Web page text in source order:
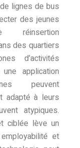
lignes de bus
des jeunes
des quartiers
d’activités
application
peuvent
adapté à leurs
atypiques.
ciblée lève un
et